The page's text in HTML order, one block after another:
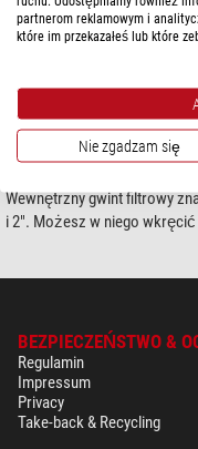
astronomicznych oferuje
polaryzacyjnego,
wrażenia obserwacyjne i
Wewnętrzny gwint filtrowy
i 2". Możesz w niego
BEZPIECZEŃSTWO &
Regulamin
Impressum
Privacy
Take-back & Recycling
partnerom reklamowym i
które im przekazałeś lub które
Nie zgadzam się